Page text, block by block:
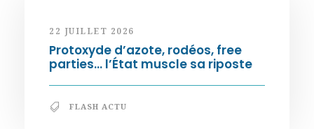
22 JUILLET 2026
Protoxyde d’azote, rodéos, free
parties… l’État muscle sa riposte
FLASH ACTU